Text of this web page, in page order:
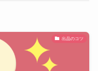
出品のコツ